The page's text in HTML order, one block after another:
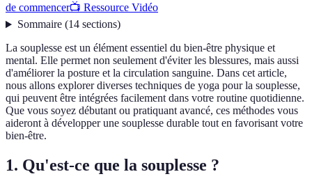
de commencer📺 Ressource Vidéo
Sommaire(14 sections)
La souplesse est un élément essentiel du bien-être physique et
mental. Elle permet non seulement d'éviter les blessures, mais aussi
d'améliorer la posture et la circulation sanguine. Dans cet article,
nous allons explorer diverses techniques de yoga pour la souplesse,
qui peuvent être intégrées facilement dans votre routine quotidienne.
Que vous soyez débutant ou pratiquant avancé, ces méthodes vous
aideront à développer une souplesse durable tout en favorisant votre
bien-être.
1. Qu'est-ce que la souplesse ?